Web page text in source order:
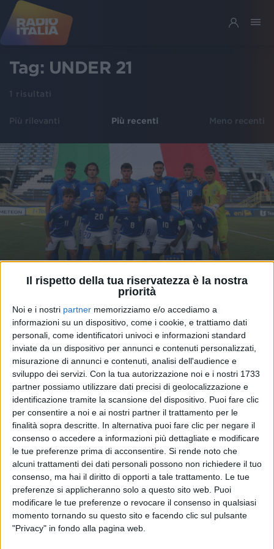
Il rispetto della tua riservatezza è la nostra
priorità
Noi e i nostri partner memorizziamo e/o accediamo a
informazioni su un dispositivo, come i cookie, e trattiamo dati
personali, come identificatori univoci e informazioni standard
inviate da un dispositivo per annunci e contenuti personalizzati,
misurazione di annunci e contenuti, analisi dell'audience e
sviluppo dei servizi. Con la tua autorizzazione noi e i nostri 1733
partner possiamo utilizzare dati precisi di geolocalizzazione e
identificazione tramite la scansione del dispositivo. Puoi fare clic
per consentire a noi e ai nostri partner il trattamento per le
finalità sopra descritte. In alternativa puoi fare clic per negare il
consenso o accedere a informazioni più dettagliate e modificare
le tue preferenze prima di acconsentire. Si rende noto che
alcuni trattamenti dei dati personali possono non richiedere il tuo
consenso, ma hai il diritto di opporti a tale trattamento. Le tue
preferenze si applicheranno solo a questo sito web. Puoi
modificare le tue preferenze o revocare il consenso in qualsiasi
momento tornando su questo sito e facendo clic sul pulsante
"Privacy" in fondo alla pagina web.
Tag: UNDER 21
1 risultati
Più rilevanti Più recenti Meno recenti
DAL RITIRO DI TIRRENIA 08 set 2025
Mina, Lucio Battisti, Lùnapop: le canzoni più
amate dagli Azzurrini dell'Under 21
Al CPO di Tirrenia, i giocatori alla prima
convocazione si sono lanciati nell'ormai consueta
esibizione canora di fronte a tutta la squadra
di